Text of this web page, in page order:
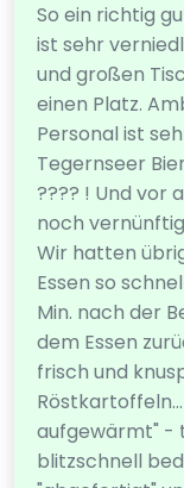
So ein richtig
ist sehr
und großen
einen Platz.
Personal ist
Tegernseer
???? ! Und vor
noch
Wir hatten
Essen so
Min. nach der
dem Essen
frisch und
aufgewärmt" -
blitzschnell